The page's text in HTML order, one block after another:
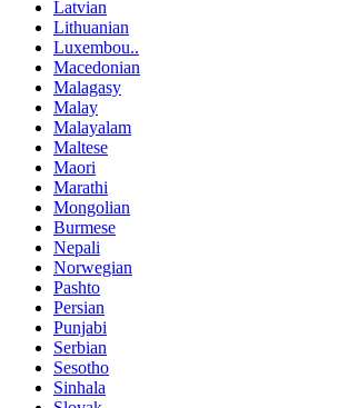
Latvian
Lithuanian
Luxembou..
Macedonian
Malagasy
Malay
Malayalam
Maltese
Maori
Marathi
Mongolian
Burmese
Nepali
Norwegian
Pashto
Persian
Punjabi
Serbian
Sesotho
Sinhala